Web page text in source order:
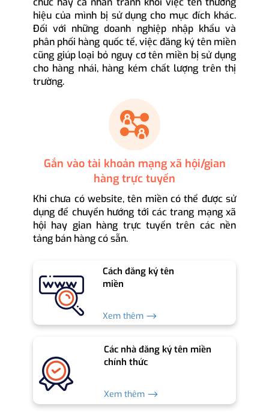
hiệu của mình bị sử dụng cho mục đích khác.
Đối với những doanh nghiệp nhập khẩu và
phân phối hàng quốc tế, việc đăng ký tên miền
cũng giúp loại bỏ nguy cơ tên miền bị sử dụng
cho hàng nhái, hàng kém chất lượng trên thị
trường.
Gắn vào tài khoản mạng xã hội/gian
hàng trực tuyến
Khi chưa có website, tên miền có thể được sử
dụng để chuyển hướng tới các trang mạng xã
hội hay gian hàng trực tuyến trên các nền
tảng bán hàng có sẵn.
Cách đăng ký tên
miền
Xem thêm ⟶
Các nhà đăng ký tên miền
chính thức
Xem thêm ⟶